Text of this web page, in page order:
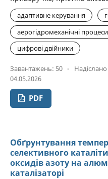
адаптивне керування
аерогідромеханічні процеси
цифрові двійники
Завантажень: 50 -
04.05.2026
PDF
Обґрунтування
селективного
оксидів азоту на
каталізаторі